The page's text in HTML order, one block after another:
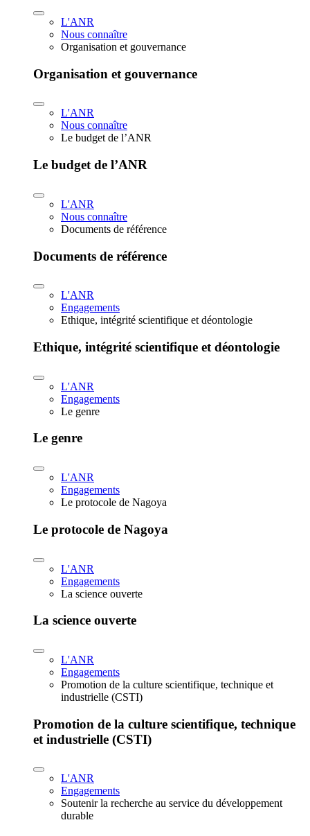
L'ANR
Nous connaître
Organisation et gouvernance
Organisation et gouvernance
L'ANR
Nous connaître
Le budget de l’ANR
Le budget de l’ANR
L'ANR
Nous connaître
Documents de référence
Documents de référence
L'ANR
Engagements
Ethique, intégrité scientifique et déontologie
Ethique, intégrité scientifique et déontologie
L'ANR
Engagements
Le genre
Le genre
L'ANR
Engagements
Le protocole de Nagoya
Le protocole de Nagoya
L'ANR
Engagements
La science ouverte
La science ouverte
L'ANR
Engagements
Promotion de la culture scientifique, technique et
industrielle (CSTI)
Promotion de la culture scientifique, technique
et industrielle (CSTI)
L'ANR
Engagements
Soutenir la recherche au service du développement
durable